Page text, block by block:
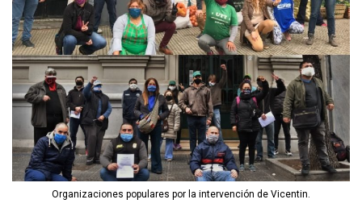
Organizaciones populares por la intervención de Vicentin.